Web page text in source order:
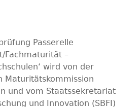
Passerelle
Fachmaturität –
wird von der
Maturitätskommission
und vom Staatssekretariat
und Innovation (SBFI)